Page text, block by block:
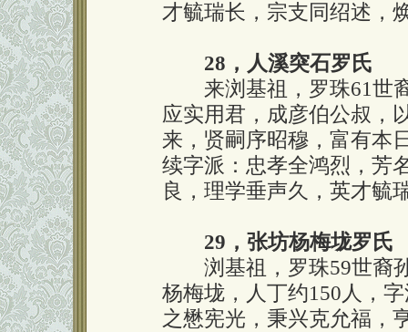
才毓瑞长，宗支同绍述，
28，人溪突石罗氏
来浏基祖，罗珠61世裔
应实用君，成彦伯公叔，
来，贤嗣序昭穆，富有本
续字派：忠孝全鸿烈，芳
良，理学垂声久，英才毓
29，张坊杨梅垅罗氏
浏基祖，罗珠59世裔孙
杨梅垅，人丁约150人，
之懋宪光，秉兴克允福，